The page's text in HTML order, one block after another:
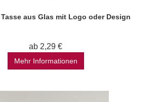
aus Glas mit Logo oder Design
ab 2,29 €
Mehr Informationen